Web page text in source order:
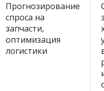
Прогнозирование
спроса на
запчасти,
оптимизация
логистики